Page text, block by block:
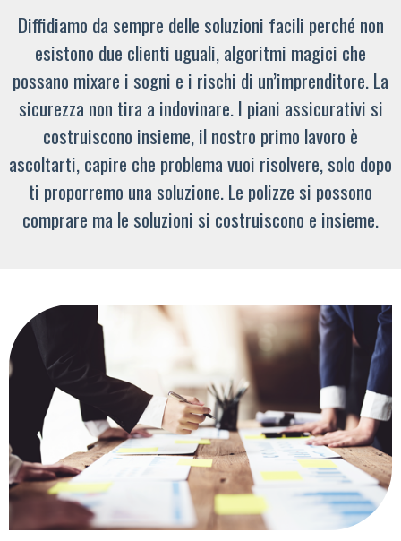
Diffidiamo da sempre delle soluzioni facili perché non
esistono due clienti uguali, algoritmi magici che
possano mixare i sogni e i rischi di un’imprenditore. La
sicurezza non tira a indovinare. I piani assicurativi si
costruiscono insieme, il nostro primo lavoro è
ascoltarti, capire che problema vuoi risolvere, solo dopo
ti proporremo una soluzione. Le polizze si possono
comprare ma le soluzioni si costruiscono e insieme.